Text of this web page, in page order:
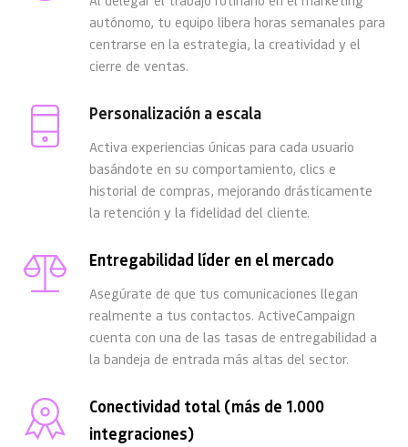
autónomo, tu equipo libera horas semanales para
centrarse en la estrategia, la creatividad y el
cierre de ventas.
Personalización a escala
Activa experiencias únicas para cada usuario
basándote en su comportamiento, clics e
historial de compras, mejorando drásticamente
la retención y la fidelidad del cliente.
Entregabilidad líder en el mercado
Asegúrate de que tus comunicaciones llegan
realmente a tus contactos. ActiveCampaign
cuenta con una de las tasas de entregabilidad a
la bandeja de entrada más altas del sector.
Conectividad total (más de 1.000
integraciones)